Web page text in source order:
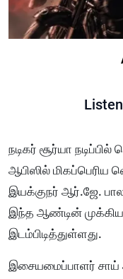
நடிகர் சூர்யா
ஆபிஸில் மிகப்பெரிய
இயக்குநர் ஆர்.ஜே.
இந்த ஆண்டின் முக்கிய
இடம்பிடித்துள்ளது.
இசையமைப்பாளர் சாய்